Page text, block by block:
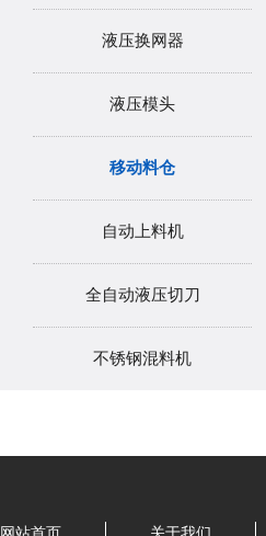
液压换网器
液压模头
移动料仓
自动上料机
全自动液压切刀
不锈钢混料机
网站首页 关于我们